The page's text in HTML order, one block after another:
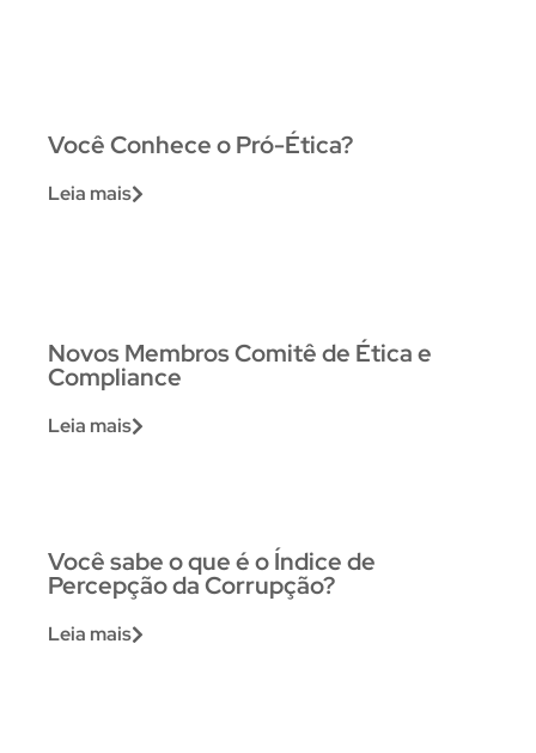
Você Conhece o Pró-Ética?
Leia mais
Novos Membros Comitê de Ética e
Compliance
Leia mais
Você sabe o que é o Índice de
Percepção da Corrupção?
Leia mais